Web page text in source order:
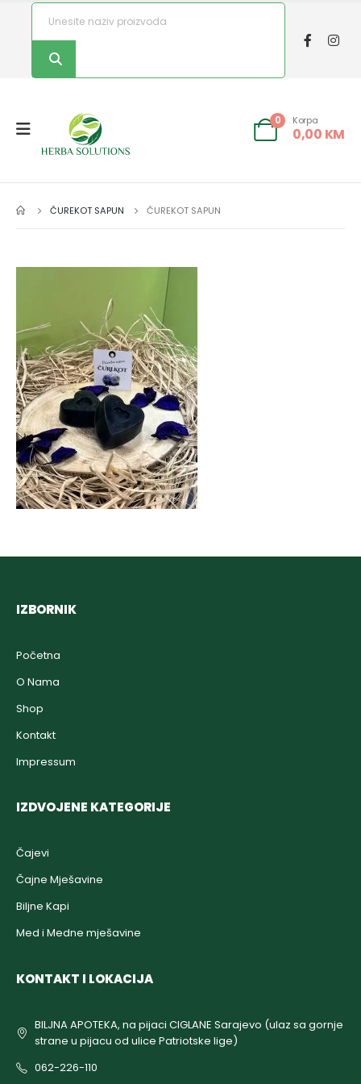
0 Korpa
0,00 KM
ČUREKOT SAPUN ČUREKOT SAPUN
IZBORNIK
Početna
O Nama
Shop
Kontakt
Impressum
IZDVOJENE KATEGORIJE
Čajevi
Čajne Mješavine
Biljne Kapi
Med i Medne mješavine
KONTAKT I LOKACIJA
BILJNA APOTEKA, na pijaci CIGLANE Sarajevo (ulaz sa gornje
strane u pijacu od ulice Patriotske lige)
062-226-110